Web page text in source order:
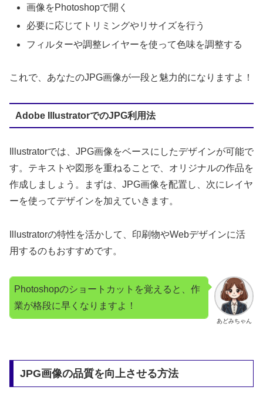
画像をPhotoshopで開く
必要に応じてトリミングやリサイズを行う
フィルターや調整レイヤーを使って色味を調整する
これで、あなたのJPG画像が一段と魅力的になりますよ！
Adobe IllustratorでのJPG利用法
Illustratorでは、JPG画像をベースにしたデザインが可能で
す。テキストや図形を重ねることで、オリジナルの作品を
作成しましょう。まずは、JPG画像を配置し、次にレイヤ
ーを使ってデザインを加えていきます。
Illustratorの特性を活かして、印刷物やWebデザインに活
用するのもおすすめです。
あどみちゃん
Photoshopのショートカットを覚えると、作
業が格段に早くなりますよ！
JPG画像の品質を向上させる方法